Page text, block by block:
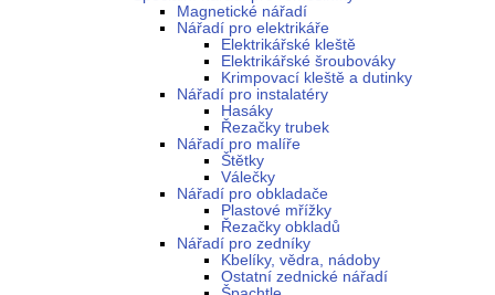
Magnetické nářadí
Nářadí pro elektrikáře
Elektrikářské kleště
Elektrikářské šroubováky
Krimpovací kleště a dutinky
Nářadí pro instalatéry
Hasáky
Řezačky trubek
Nářadí pro malíře
Štětky
Válečky
Nářadí pro obkladače
Plastové mřížky
Řezačky obkladů
Nářadí pro zedníky
Kbelíky, vědra, nádoby
Ostatní zednické nářadí